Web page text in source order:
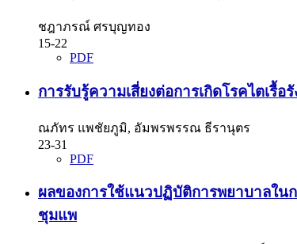
ชฎาภรณ์ ศรบุญทอง
15-22
PDF
การรับรู้ความเสี่ยงต่อการเกิดโรคไตเรื้
ณภัทร แพชัยภูมิ, อัมพรพรรณ ธีรานุตร
23-31
PDF
ผลของการใช้แนวปฏิบัติการพยาบาลใน
ชุมแพ